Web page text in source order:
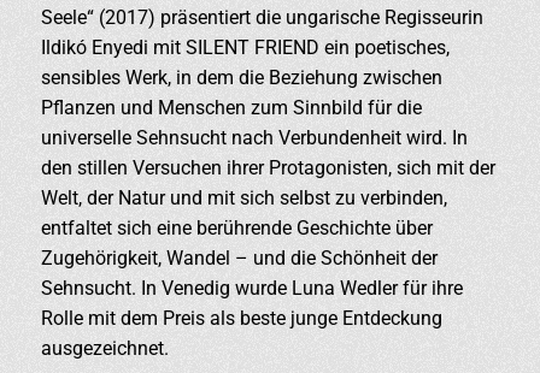
Seele“ (2017) präsentiert die ungarische Regisseurin
Ildikó Enyedi mit SILENT FRIEND ein poetisches,
sensibles Werk, in dem die Beziehung zwischen
Pflanzen und Menschen zum Sinnbild für die
universelle Sehnsucht nach Verbundenheit wird. In
den stillen Versuchen ihrer Protagonisten, sich mit der
Welt, der Natur und mit sich selbst zu verbinden,
entfaltet sich eine berührende Geschichte über
Zugehörigkeit, Wandel – und die Schönheit der
Sehnsucht. In Venedig wurde Luna Wedler für ihre
Rolle mit dem Preis als beste junge Entdeckung
ausgezeichnet.